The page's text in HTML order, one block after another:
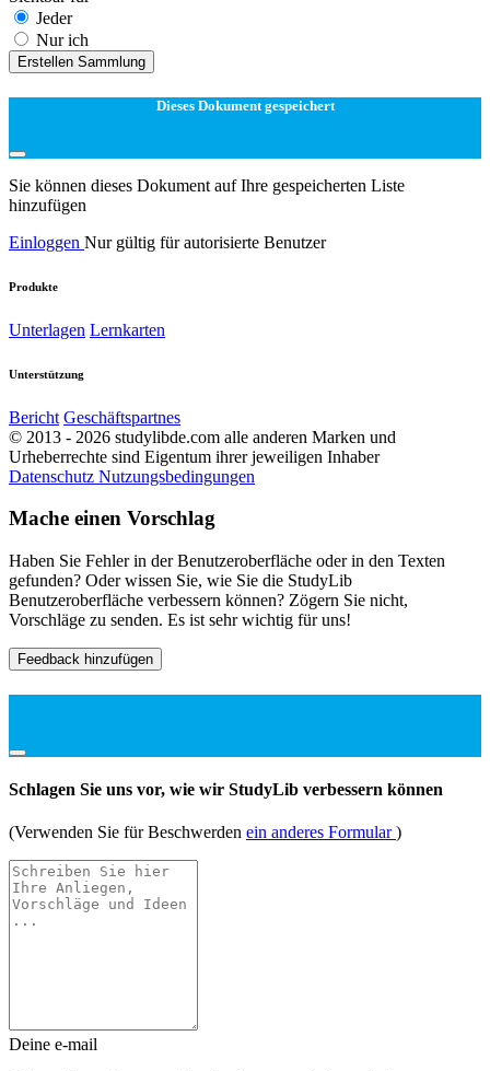
Jeder
Nur ich
Erstellen Sammlung
Dieses Dokument gespeichert
Sie können dieses Dokument auf Ihre gespeicherten Liste
hinzufügen
Einloggen Nur gültig für autorisierte Benutzer
Produkte
Unterlagen Lernkarten
Unterstützung
Bericht Geschäftspartnes
© 2013 - 2026 studylibde.com alle anderen Marken und
Urheberrechte sind Eigentum ihrer jeweiligen Inhaber
Datenschutz Nutzungsbedingungen
Mache einen Vorschlag
Haben Sie Fehler in der Benutzeroberfläche oder in den Texten
gefunden? Oder wissen Sie, wie Sie die StudyLib
Benutzeroberfläche verbessern können? Zögern Sie nicht,
Vorschläge zu senden. Es ist sehr wichtig für uns!
Feedback hinzufügen
Schlagen Sie uns vor, wie wir StudyLib verbessern können
(Verwenden Sie für Beschwerden ein anderes Formular)
Deine e-mail